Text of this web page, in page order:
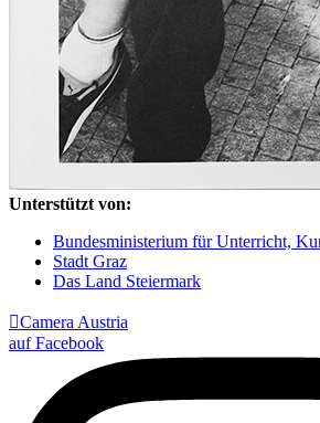
Unterstützt von:
Bundesministerium für Unterricht,
Stadt Graz
Das Land Steiermark
Camera Austria
auf Facebook